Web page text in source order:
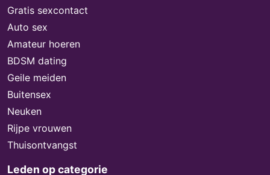
Gratis sexcontact
Auto sex
Amateur hoeren
BDSM dating
Geile meiden
Buitensex
Neuken
Rijpe vrouwen
Thuisontvangst
Leden op categorie